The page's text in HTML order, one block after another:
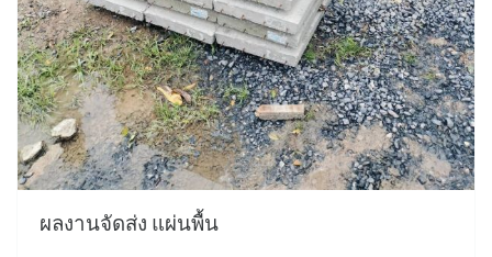
ผลงานจัดส่ง แผ่นพื้น